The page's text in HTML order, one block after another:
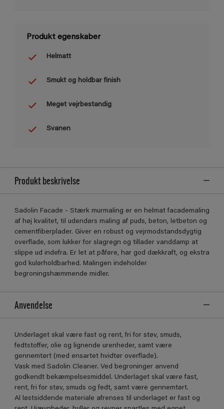
Produkt egenskaber
Helmatt
Smukt og holdbar finish
Meget vejrbestandig
Svanen
Produkt beskrivelse
Sadolin Facade - Stærk murmaling er en helmat facademaling
af høj kvalitet, til udendørs maling af puds, beton, letbeton og
cementfiberplader. Giver en robust og vejrmodstandsdygtig
overflade, som lukker for slagregn og tillader vanddamp at
slippe ud indefra. Er let at påføre, har god dækkraft, og ekstra
god kulørholdbarhed. Malingen indeholder
begroningshæmmende midler.
Anvendelse
Underlaget skal være fast og rent, fri for støv, smuds,
fedtstoffer, olie og lignende urenheder, samt være
gennemtørt (med ensartet hvidtør overflade).
Vask med Sadolin Cleaner. Ved begroninger anvend
godkendt bekæmpelsesmiddel. Underlaget skal være fast,
rent, fri for støv, smuds og fedt, samt være gennemtørt.
Al løstsiddende materiale afrenses til underlaget er fast og